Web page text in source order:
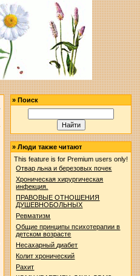
»Поиск
»Люди также читают
This feature is for Premium users only!
Отвар льна и березовых почек
Хроническая хирургическая
инфекция.
ПРАВОВЫЕ ОТНОШЕНИЯ
ДУШЕВНОБОЛЬНЫХ
Ревматизм
Общие принципы психотерапии в
детском возрасте
Несахарный диабет
Колит хронический
Рахит